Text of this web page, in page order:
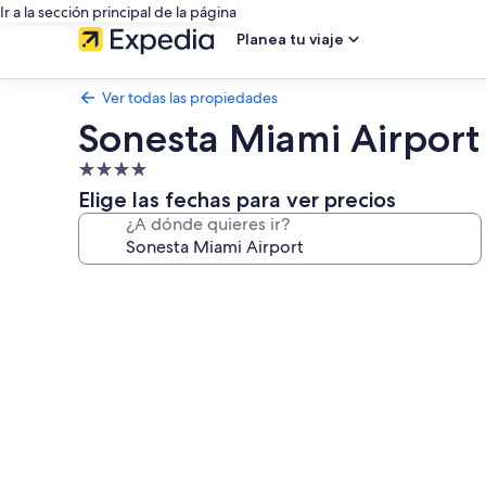
Ir a la sección principal de la página
Planea tu viaje
Ver todas las propiedades
Sonesta Miami Airport
Propiedad
de
4.0
estrellas
Elige las fechas para ver precios
¿A dónde quieres ir?